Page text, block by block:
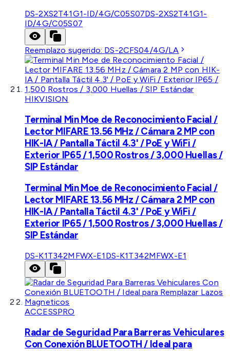
DS-2XS2T41G1-ID/4G/C05S07DS-2XS2T41G1-
ID/4G/C05S07
Reemplazo sugerido: DS-2CFS04/4G/LA
HIKVISION
Terminal Min Moe de Reconocimiento Facial /
Lector MIFARE 13.56 MHz / Cámara 2 MP con
HIK-IA / Pantalla Táctil 4.3' / PoE y WiFi /
Exterior IP65 / 1,500 Rostros / 3,000 Huellas /
SIP Estándar
Terminal Min Moe de Reconocimiento Facial /
Lector MIFARE 13.56 MHz / Cámara 2 MP con
HIK-IA / Pantalla Táctil 4.3' / PoE y WiFi /
Exterior IP65 / 1,500 Rostros / 3,000 Huellas /
SIP Estándar
DS-K1T342MFWX-E1 DS-K1T342MFWX-E1
ACCESSPRO
Radar de Seguridad Para Barreras Vehiculares
Con Conexión BLUETOOTH / Ideal para